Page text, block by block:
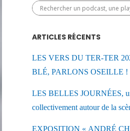
ARTICLES RÉCENTS
LES VERS DU TER-TER
BLÉ, PARLONS OSEILLE !
LES BELLES JOURNÉES,
collectivement autour de la
EXPOSITION « ANDRÉ